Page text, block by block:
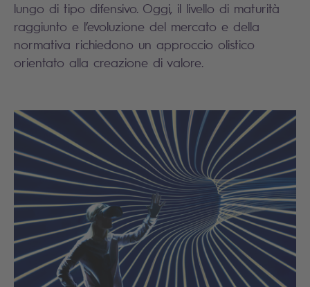
lungo di tipo difensivo. Oggi, il livello di maturità
raggiunto e l’evoluzione del mercato e della
normativa richiedono un approccio olistico
orientato alla creazione di valore.